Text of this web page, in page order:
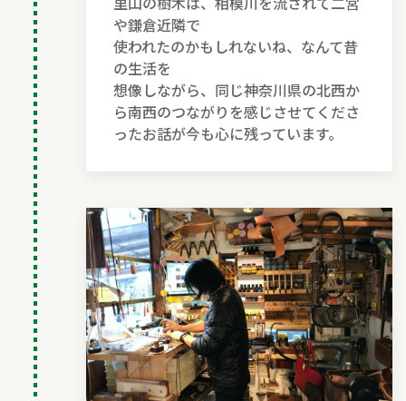
や鎌倉近隣で
使われたのかもしれないね、なんて昔
の生活を
想像しながら、同じ神奈川県の北西か
ら南西のつながりを感じさせてくださ
ったお話が今も心に残っています。